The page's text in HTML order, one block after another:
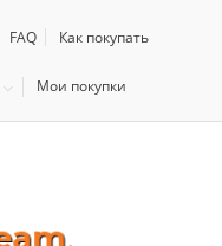
FAQ Как покупать
Мои покупки